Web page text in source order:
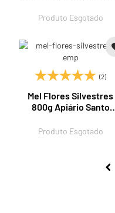
Produto Esgotado
(2)
Mel Flores Silvestres
800g Apiário Santo
Produto Esgotado